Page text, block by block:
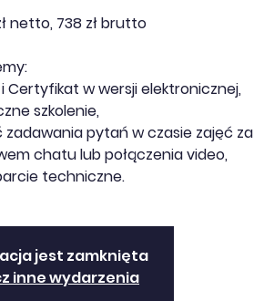
netto, 738 zł brutto
Certyfikat w wersji elektronicznej,
szkolenie,
zadawania pytań w czasie zajęć za
chatu lub połączenia video,
techniczne.
jest zamknięta
inne wydarzenia